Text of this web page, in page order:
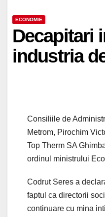
ECONOMIE
Decapitari
industria
Consiliile de
Metrom, Pirochim
Top Therm SA
ordinul ministrului
Codrut Seres a
faptul ca directorii
continuare cu mina